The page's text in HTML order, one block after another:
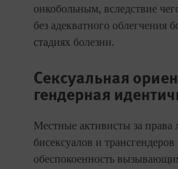
онкобольным, вследствие
без адекватного облегчения
стадиях болезни.
Сексуальная
гендерная
Местные активисты за права
бисексуалов и
обеспокоенность